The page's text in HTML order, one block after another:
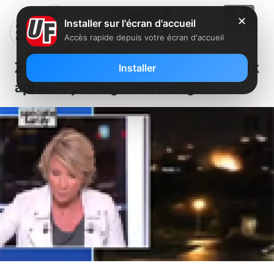
Zapping : Black out à New York
après le passage de l’ouragan…
✕
Installer sur l'écran d'accueil
Accès rapide depuis votre écran d'accueil
Installer